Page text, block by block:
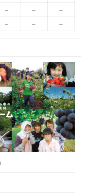
– –
–
– – –